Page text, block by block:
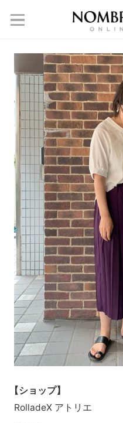
【ショップ】
RolladeX アトリエ